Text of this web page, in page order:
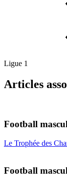
Ligue 1
Articles
Football
Le Trophée des
Football